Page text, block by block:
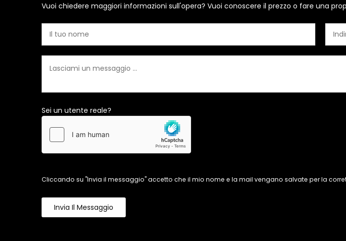
Vuoi chiedere maggiori informazioni sull'opera? Vuoi conoscere il prezzo o fare una
Sei un utente reale?
Cliccando su "Invia il messaggio" accetto che il mio nome e la mail vengano salvate per la
Invia Il Messaggio